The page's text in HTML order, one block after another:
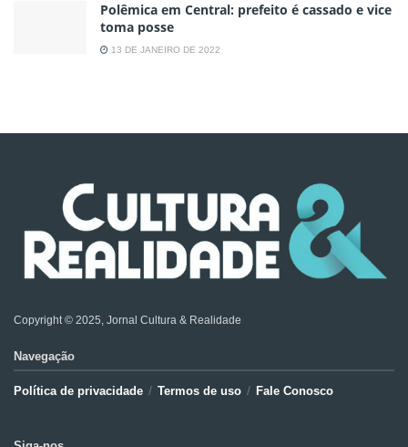
Polêmica em Central: prefeito é cassado e vice
toma posse
13 DE JANEIRO DE 2022
Copyright © 2025, Jornal Cultura & Realidade
Navegação
Política de privacidade Termos de uso Fale Conosco